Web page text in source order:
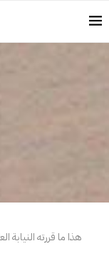
هذا ما قررته